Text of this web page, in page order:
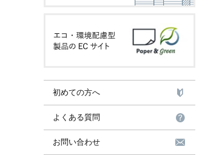
初めての方へ
よくある質問
お問い合わせ